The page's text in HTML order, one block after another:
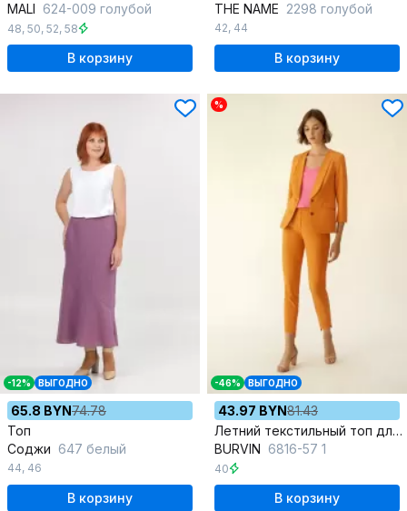
MALI 624-009 голубой
48, 50, 52, 58
В корзину
THE NAME 2298 голубой
42, 44
В корзину
-12% ВЫГОДНО
65.8 BYN74.78
Топ
Соджи 647 белый
44, 46
В корзину
%
-46% ВЫГОДНО
43.97 BYN81.43
Летний текстильный топ для повседневной носки
BURVIN 6816-57 1
40
В корзину